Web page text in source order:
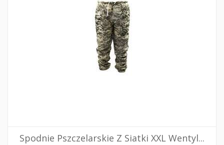
Spodnie Pszczelarskie Z Siatki XXL Wentyl...